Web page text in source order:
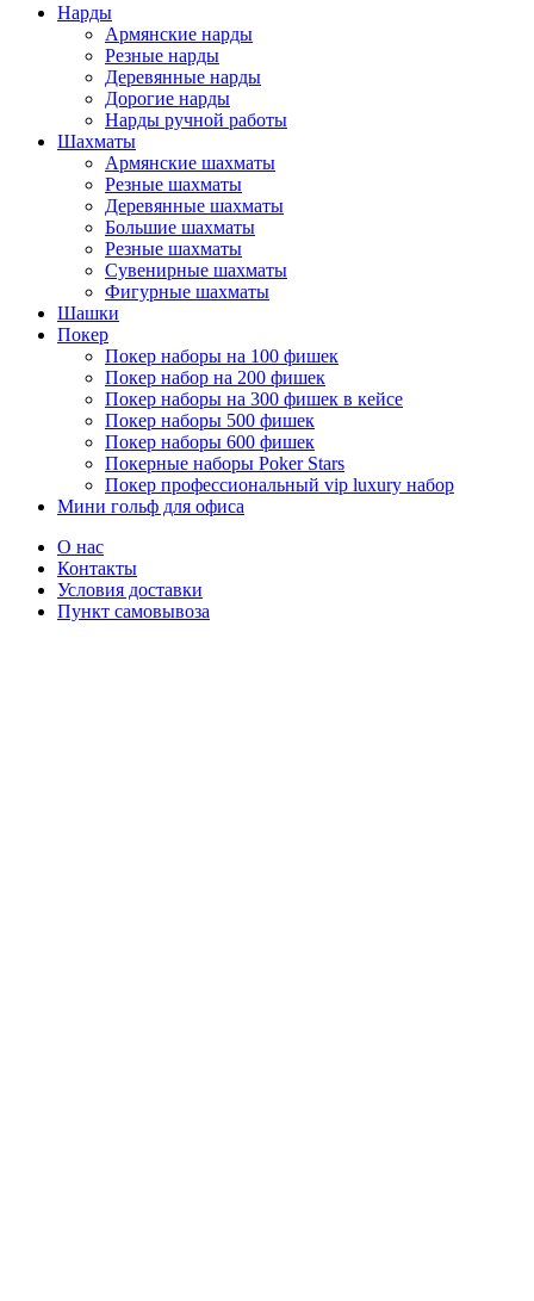
Нарды
Армянские нарды
Резные нарды
Деревянные нарды
Дорогие нарды
Нарды ручной работы
Шахматы
Армянские шахматы
Резные шахматы
Деревянные шахматы
Большие шахматы
Резные шахматы
Сувенирные шахматы
Фигурные шахматы
Шашки
Покер
Покер наборы на 100 фишек
Покер набор на 200 фишек
Покер наборы на 300 фишек в кейсе
Покер наборы 500 фишек
Покер наборы 600 фишек
Покерные наборы Poker Stars
Покер профессиональный vip luxury набор
Мини гольф для офиса
О нас
Контакты
Условия доставки
Пункт самовывоза